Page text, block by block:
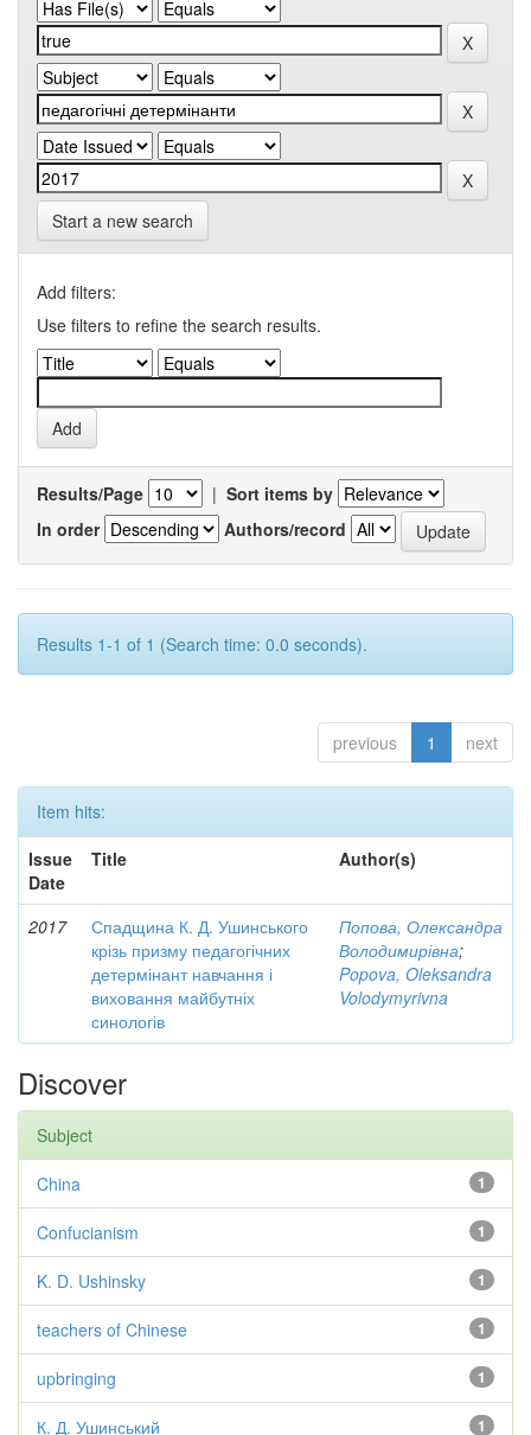
Start a new search
Add filters:
Use filters to refine the search results.
Results/Page | Sort items by
In order
Authors/record
Results 1-1 of 1 (Search time: 0.0 seconds).
previous 1 next
Item hits:
Issue
Date
Title Author(s)
2017
Спадщина К. Д. Ушинського
крізь призму педагогічних
детермінант навчання і
виховання майбутніх
синологів
Попова, Олександра
Володимирівна;
Popova, Oleksandra
Volodymyrivna
Discover
Subject
1
China
1
Confucianism
1
K. D. Ushinsky
1
teachers of Chinese
1
upbringing
1
К. Д. Ушинський